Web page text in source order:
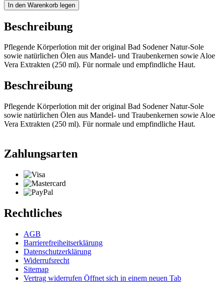
In den Warenkorb legen
Beschreibung
Pflegende Körperlotion mit der original Bad Sodener Natur-Sole
sowie natürlichen Ölen aus Mandel- und Traubenkernen sowie Aloe
Vera Extrakten (250 ml). Für normale und empfindliche Haut.
Beschreibung
Pflegende Körperlotion mit der original Bad Sodener Natur-Sole
sowie natürlichen Ölen aus Mandel- und Traubenkernen sowie Aloe
Vera Extrakten (250 ml). Für normale und empfindliche Haut.
Zahlungsarten
Rechtliches
AGB
Barrierefreiheitserklärung
Datenschutzerklärung
Widerrufsrecht
Sitemap
Vertrag widerrufen Öffnet sich in einem neuen Tab